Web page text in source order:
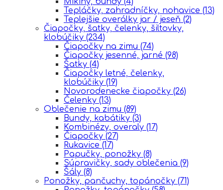
Tepláčky, zahradníčky, nohavice (13)
Teplejšie overálky jar / jeseň (2)
Čiapočky, šatky, čelenky, šiltovky,
klobúčiky (234)
Čiapočky na zimu (74)
Čiapočky jesenné, jarné (98)
Šatky (4)
Čiapočky letné, čelenky,
klobúčiky (19)
Novorodenecke čiapočky (26)
Čelenky (13)
Oblečenie na zimu (89)
Bundy, kabátiky (3)
Kombinézy, overaly (17)
Čiapočky (27)
Rukavice (17)
Papučky, ponožky (8)
Súpravičky, sady oblečenia (9)
Šály (8)
Ponožky, pančuchy, topánočky (71)